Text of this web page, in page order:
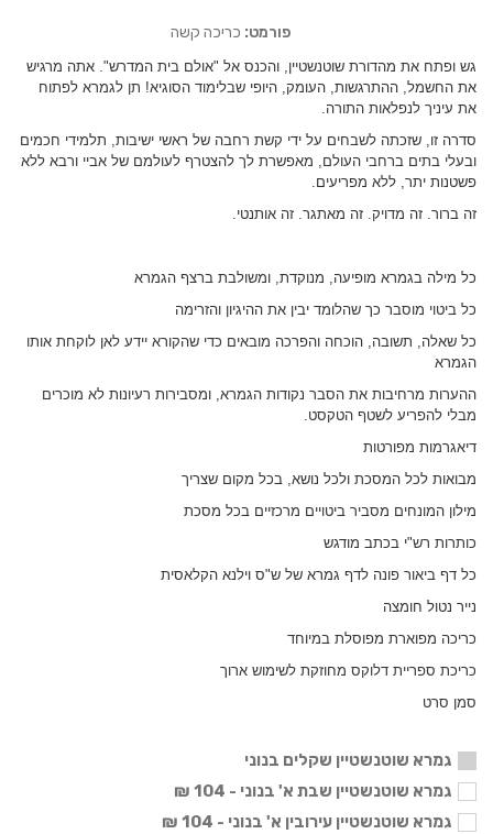
פורמט: כריכה קשה
גש ופתח את מהדורת שוטנשטיין, והכנס אל "אולם בית המדרש". אתה מרגיש
את החשמל, ההתרגשות, העומק, היופי שבלימוד הסוגיא! תן לגמרא לפתוח
את עיניך לנפלאות התורה.
סדרה זו, שזכתה לשבחים על ידי קשת רחבה של ראשי ישיבות, תלמידי חכמים
ובעלי בתים ברחבי העולם, מאפשרת לך להצטרף לעולמם של אביי ורבא ללא
פשטנות יתר, ללא מפריעים.
זה ברור. זה מדויק. זה מאתגר. זה אותנטי.
כל מילה בגמרא מופיעה, מנוקדת, ומשולבת ברצף הגמרא
כל ביטוי מוסבר כך שהלומד יבין את ההיגיון והזרימה
כל שאלה, תשובה, הוכחה והפרכה מובאים כדי שהקורא יידע לאן לוקחת אותו
הגמרא
ההערות מרחיבות את הסבר נקודות הגמרא, ומסבירות רעיונות לא מוכרים
מבלי להפריע לשטף הטקסט.
דיאגרמות מפורטות
מבואות לכל המסכת ולכל נושא, בכל מקום שצריך
מילון המונחים מסביר ביטויים מרכזיים בכל מסכת
כותרות רש"י בכתב מודגש
כל דף ביאור פונה לדף גמרא של ש"ס וילנא הקלאסית
נייר נטול חומצה
כריכה מפוארת מפוסלת במיוחד
כריכת ספריית דלוקס מחוזקת לשימוש ארוך
סמן סרט
גמרא שוטנשטיין שקלים בנוני
גמרא שוטנשטיין שבת א' בנוני - 104 ₪
גמרא שוטנשטיין עירובין א' בנוני - 104 ₪